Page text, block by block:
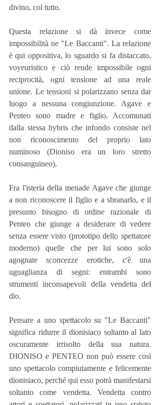
divino, col tutto.
Questa relazione si dà invece come
impossibilità ne "Le Baccanti". La relazione
è qui oppositiva, lo sguardo si fa distaccato,
voyeuristico e ciò rende impossibile ogni
reciprocità, ogni tensione ad una reale
unione. Le tensioni si polarizzano senza dar
luogo a nessuna congiunzione. Agave e
Penteo sono madre e figlio. Accomunati
dalla stessa hybris che infondo consiste nel
non riconoscimento del proprio lato
numinoso (Dioniso era un loro stretto
consanguineo).
Fra l'isteria della menade Agave che giunge
a non riconoscere il figlio e a sbranarlo, e il
presunto bisogno di ordine razionale di
Penteo che giunge a desiderare di vedere
senza essere visto (prototipo dello spettatore
moderno) quelle che per lui sono solo
agognate sconcezze erotiche, c'è una
uguaglianza di segni: entrambi sono
strumenti inconsapevoli della vendetta del
dio.
Pensare a uno spettacolo su "Le Baccanti"
significa ridurre il dionisiaco soltanto al lato
oscuramente irrisolto della sua natura.
DIONISO e PENTEO non può essere così
uno spettacolo compiutamente e felicemente
dionisiaco, perché qui esso potrà manifestarsi
soltanto come vendetta. Vendetta contro